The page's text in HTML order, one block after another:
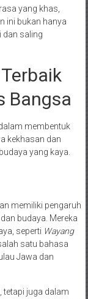
yang khas,
ini bukan hanya
dan saling
Bangsa
membentuk
kekhasan dan
yang kaya.
memiliki pengaruh
budaya. Mereka
seperti Wayang
satu bahasa
Jawa dan
tetapi juga dalam